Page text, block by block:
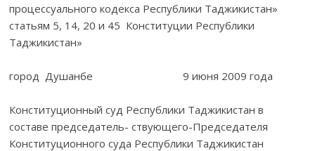
процессуального кодекса Республики Таджикистан»
статьям 5, 14, 20 и 45 Конституции Республики
Таджикистан»
город Душанбе 9 июня 2009 года
Конституционный суд Республики Таджикистан в
составе председатель- ствующего-Председателя
Конституционного суда Республики Таджикистан